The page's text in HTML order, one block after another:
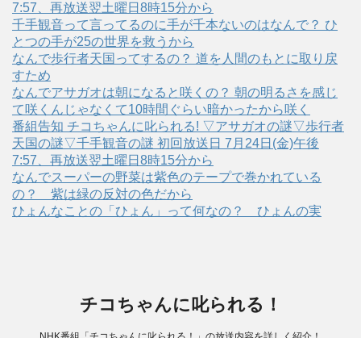
7:57、再放送翌土曜日8時15分から
千手観音って言ってるのに手が千本ないのはなんで？ ひ
とつの手が25の世界を救うから
なんで歩行者天国ってするの？ 道を人間のもとに取り戻
すため
なんでアサガオは朝になると咲くの？ 朝の明るさを感じ
て咲くんじゃなくて10時間ぐらい暗かったから咲く
番組告知 チコちゃんに叱られる! ▽アサガオの謎▽歩行者
天国の謎▽千手観音の謎 初回放送日 7月24日(金)午後
7:57、再放送翌土曜日8時15分から
なんでスーパーの野菜は紫色のテープで巻かれている
の？ 紫は緑の反対の色だから
ひょんなことの「ひょん」って何なの？ ひょんの実
チコちゃんに叱られる！